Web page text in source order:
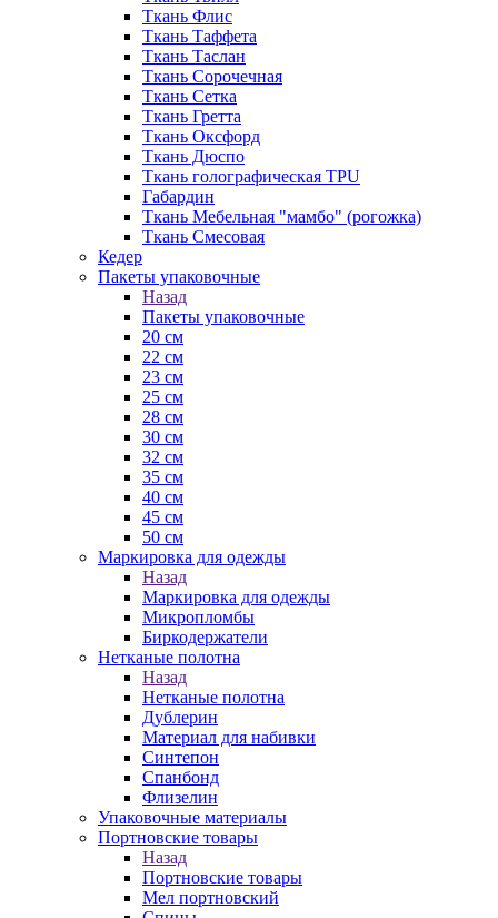
Ткань Флис
Ткань Таффета
Ткань Таслан
Ткань Сорочечная
Ткань Сетка
Ткань Гретта
Ткань Оксфорд
Ткань Дюспо
Ткань голографическая TPU
Габардин
Ткань Мебельная "мамбо" (рогожка)
Ткань Смесовая
Кедер
Пакеты упаковочные
Назад
Пакеты упаковочные
20 см
22 см
23 см
25 см
28 см
30 см
32 см
35 см
40 см
45 см
50 см
Маркировка для одежды
Назад
Маркировка для одежды
Микропломбы
Биркодержатели
Нетканые полотна
Назад
Нетканые полотна
Дублерин
Материал для набивки
Синтепон
Спанбонд
Флизелин
Упаковочные материалы
Портновские товары
Назад
Портновские товары
Мел портновский